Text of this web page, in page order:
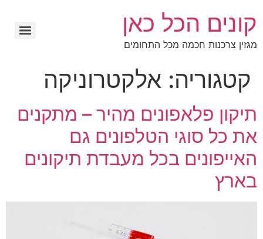
קונים הכל כאן
מגזין צרכנות חכמה מכל התחומים
קטגוריה: אלקטרוניקה
תיקון פלאפונים מהיר – מתקנים
את כל סוגי הטלפונים גם
האייפונים בכל מעבדת תיקונים
בארץ